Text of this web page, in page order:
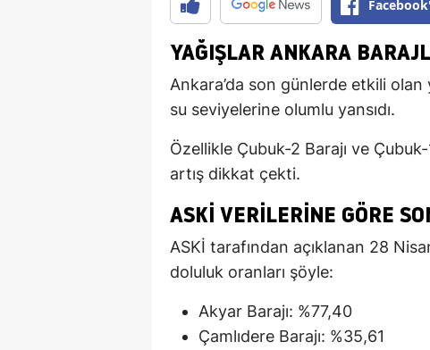
YAĞIŞLAR ANKARA
Ankara’da son günlerde etkili
su seviyelerine olumlu yansıdı.
Özellikle Çubuk-2 Barajı ve
artış dikkat çekti.
ASKİ VERILERINE GÖRE
ASKİ tarafından açıklanan 28
doluluk oranları şöyle:
Akyar Barajı: %77,40
Çamlıdere Barajı: %35,61